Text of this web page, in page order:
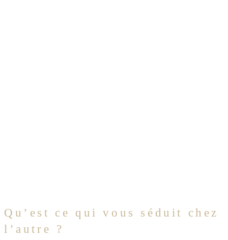
Qu’est ce qui vous séduit chez
l’autre ?